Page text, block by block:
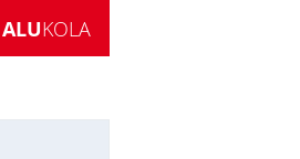
ALUKOLA